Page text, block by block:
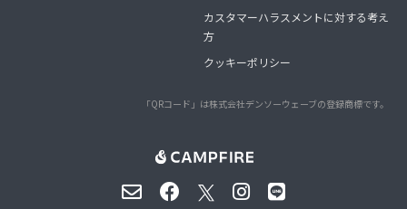
カスタマーハラスメントに対する考え
方
クッキーポリシー
「QRコード」は株式会社デンソーウェーブの登録商標です。